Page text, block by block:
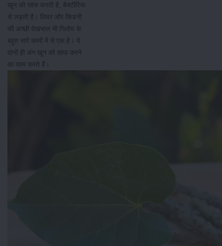
खून को साफ करती है, बैक्टीरिया
से लड़ती है। लिवर और किडनी
की अच्छी देखभाल भी गिलोय के
बहुत सारे कामों में से एक है। ये
दोनों ही अंग खून को साफ करने
का काम करते हैं।